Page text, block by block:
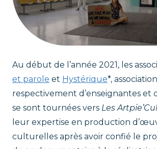
Au début de l’année 2021, les
et parole et Hystérique*,
respectivement d’enseignantes et
se sont tournées vers Les
leur expertise en production
culturelles après avoir confié le